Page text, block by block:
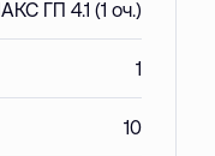
ГП 4.1 (1 оч.)
1
10